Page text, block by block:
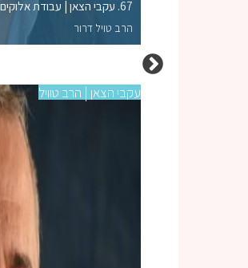
67. עקבי הצאן | עבודת אלוקים [17]
הרב טויל דרור
עקבי הצאן | הרב טוויל